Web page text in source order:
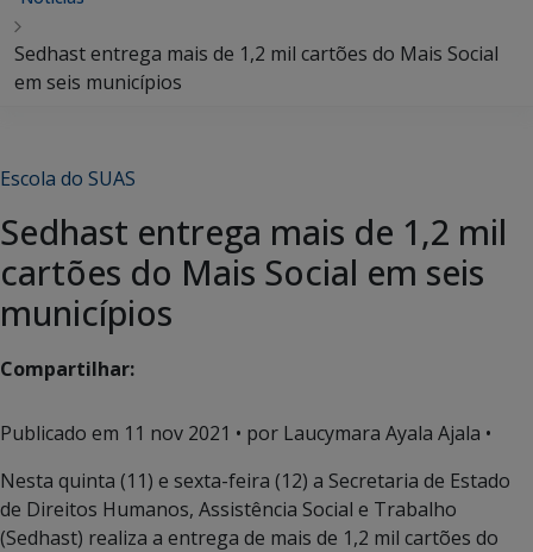
Sedhast entrega mais de 1,2 mil cartões do Mais Social
em seis municípios
Escola do SUAS
Sedhast entrega mais de 1,2 mil
cartões do Mais Social em seis
municípios
Compartilhar:
Publicado em 11 nov 2021 • por Laucymara Ayala Ajala •
Nesta quinta (11) e sexta-feira (12) a Secretaria de Estado
de Direitos Humanos, Assistência Social e Trabalho
(Sedhast) realiza a entrega de mais de 1,2 mil cartões do